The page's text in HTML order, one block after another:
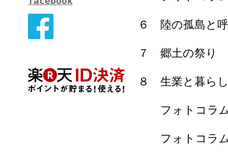
６ 陸の孤島と
７ 郷土の祭り
８ 生業と暮ら
フォトコラム
フォトコラ